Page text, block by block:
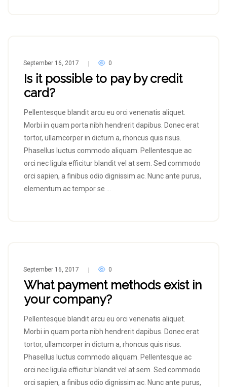
September 16, 2017 0
Is it possible to pay by credit
card?
Pellentesque blandit arcu eu orci venenatis aliquet.
Morbi in quam porta nibh hendrerit dapibus. Donec erat
tortor, ullamcorper in dictum a, rhoncus quis risus.
Phasellus luctus commodo aliquam. Pellentesque ac
orci nec ligula efficitur blandit vel at sem. Sed commodo
orci sapien, a finibus odio dignissim ac. Nunc ante purus,
elementum ac tempor se …
September 16, 2017 0
What payment methods exist in
your company?
Pellentesque blandit arcu eu orci venenatis aliquet.
Morbi in quam porta nibh hendrerit dapibus. Donec erat
tortor, ullamcorper in dictum a, rhoncus quis risus.
Phasellus luctus commodo aliquam. Pellentesque ac
orci nec ligula efficitur blandit vel at sem. Sed commodo
orci sapien, a finibus odio dignissim ac. Nunc ante purus,